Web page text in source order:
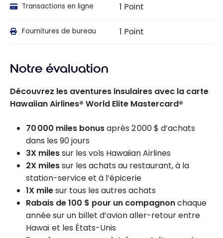
Transactions en ligne 1 Point
Fournitures de bureau 1 Point
Notre évaluation
Découvrez les aventures insulaires avec la carte
Hawaiian Airlines® World Elite Mastercard®
70 000 miles bonusaprès 2 000 $ d’achats
dans les 90 jours
3X milessur les vols Hawaiian Airlines
2X milessur les achats au restaurant, à la
station-service et à l’épicerie
1X milesur tous les autres achats
Rabais de 100 $ pour un compagnonchaque
année sur un billet d’avion aller-retour entre
Hawaï et les États-Unis